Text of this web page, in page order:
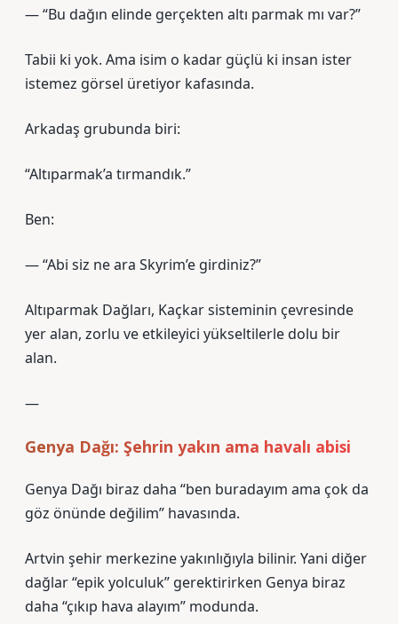
— “Bu dağın elinde gerçekten altı parmak mı var?”
Tabii ki yok. Ama isim o kadar güçlü ki insan ister
istemez görsel üretiyor kafasında.
Arkadaş grubunda biri:
“Altıparmak’a tırmandık.”
Ben:
— “Abi siz ne ara Skyrim’e girdiniz?”
Altıparmak Dağları, Kaçkar sisteminin çevresinde
yer alan, zorlu ve etkileyici yükseltilerle dolu bir
alan.
—
Genya Dağı: Şehrin yakın ama havalı abisi
Genya Dağı biraz daha “ben buradayım ama çok da
göz önünde değilim” havasında.
Artvin şehir merkezine yakınlığıyla bilinir. Yani diğer
dağlar “epik yolculuk” gerektirirken Genya biraz
daha “çıkıp hava alayım” modunda.